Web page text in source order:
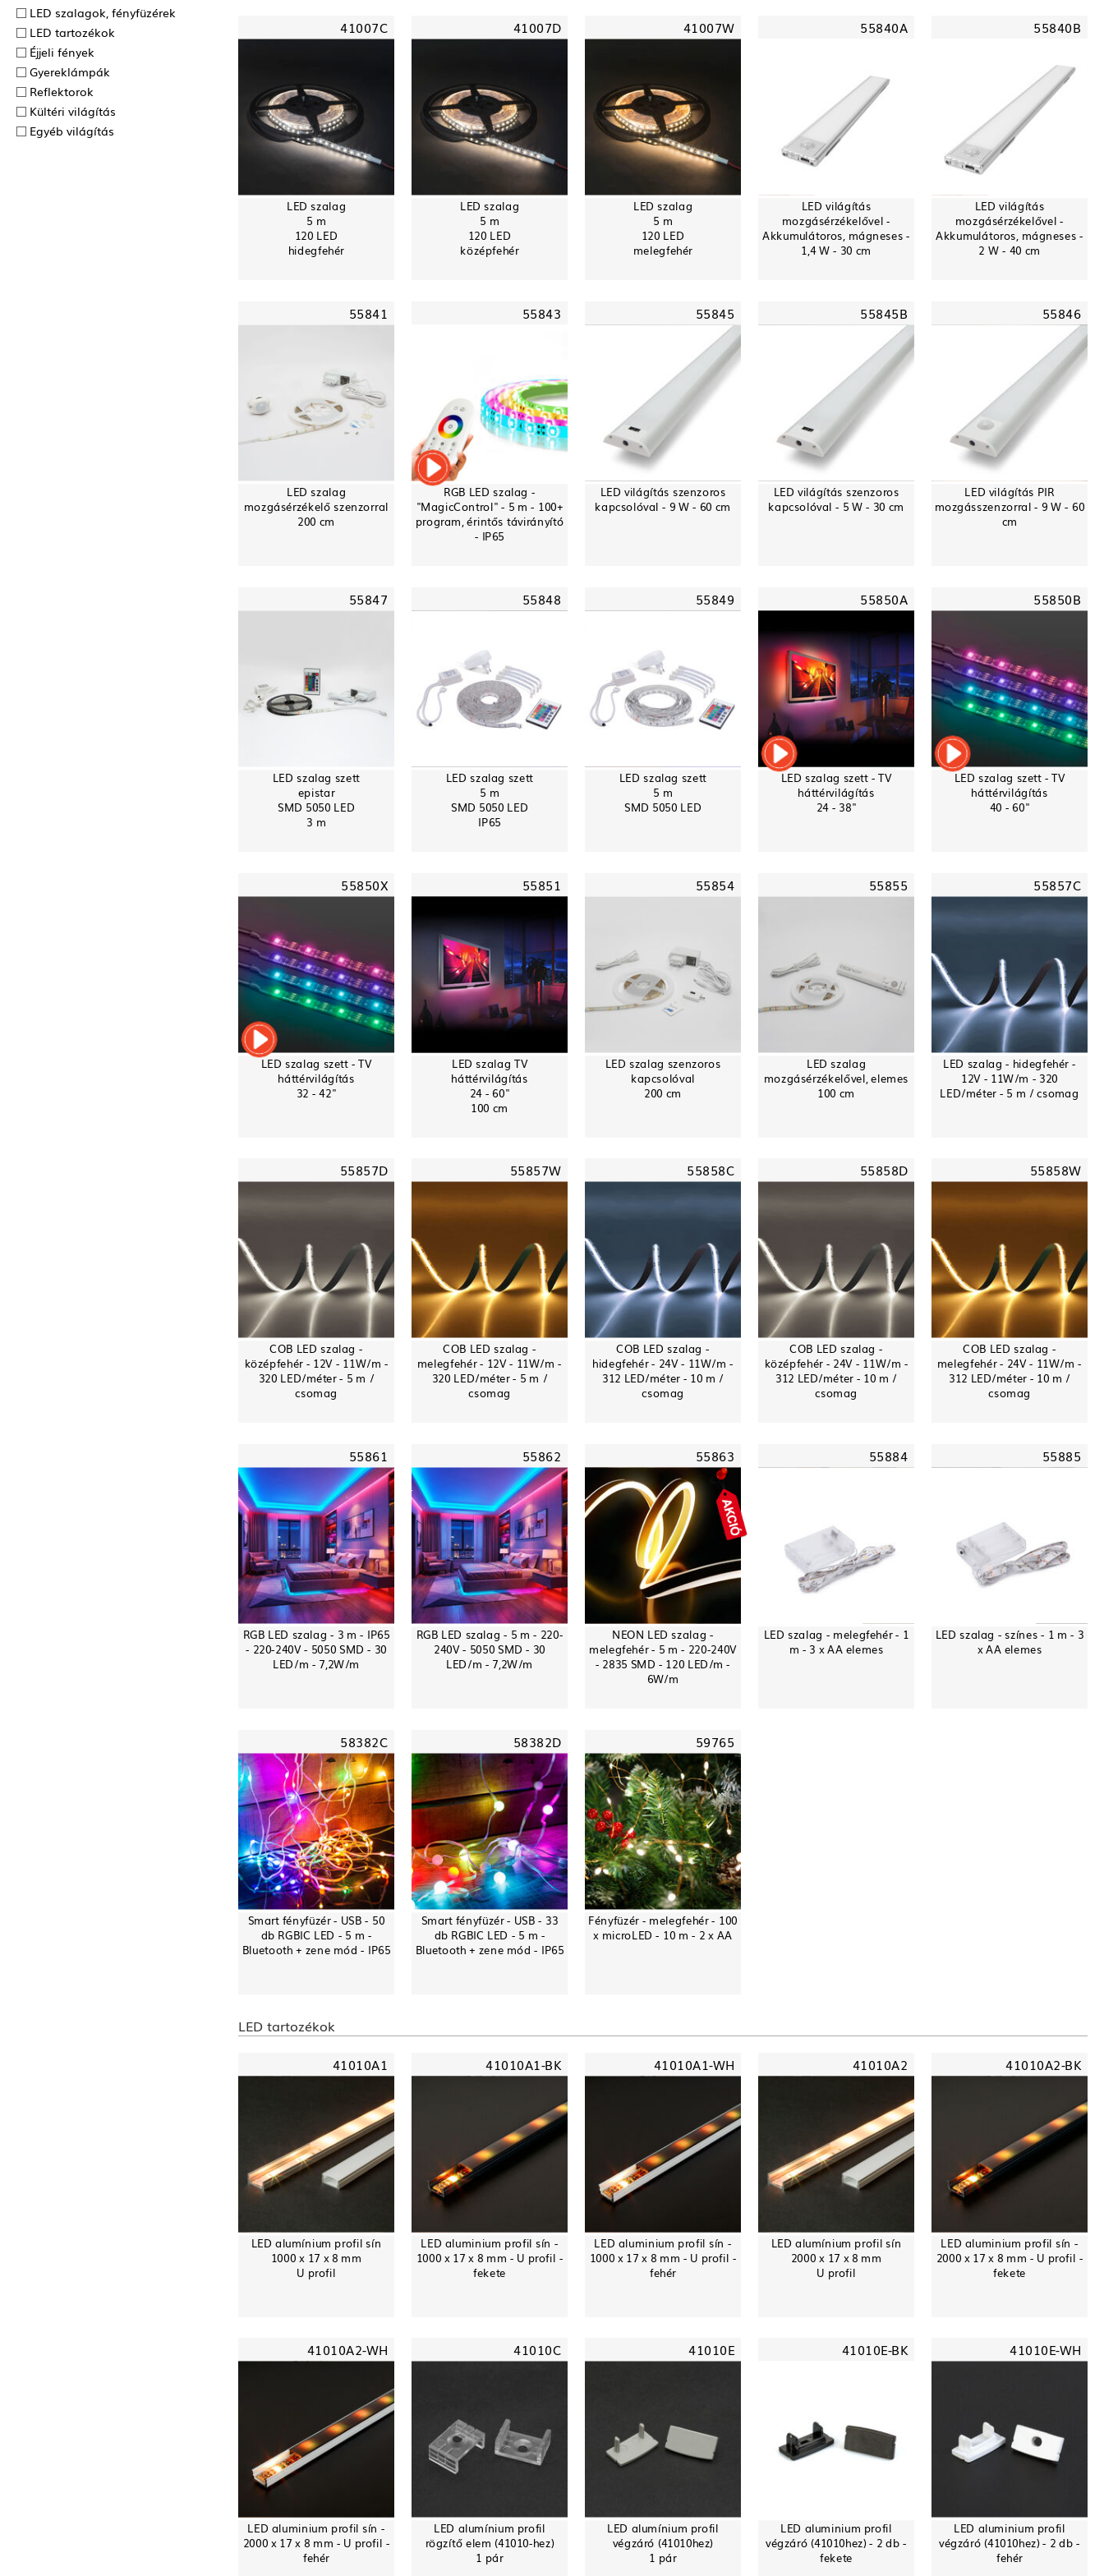
LED szalagok, fényfüzérek
LED tartozékok
Éjjeli fények
Gyereklámpák
Reflektorok
Kültéri világítás
Egyéb világítás
41007C
LED szalag
5 m
120 LED
hidegfehér
41007D
LED szalag
5 m
120 LED
középfehér
41007W
LED szalag
5 m
120 LED
melegfehér
55840A
LED világítás
mozgásérzékelővel -
Akkumulátoros, mágneses -
1,4 W - 30 cm
55840B
LED világítás
mozgásérzékelővel -
Akkumulátoros, mágneses -
2 W - 40 cm
55841
LED szalag
mozgásérzékelő szenzorral
200 cm
55843
RGB LED szalag -
"MagicControl" - 5 m - 100+
program, érintős távirányító
- IP65
55845
LED világítás szenzoros
kapcsolóval - 9 W - 60 cm
55845B
LED világítás szenzoros
kapcsolóval - 5 W - 30 cm
55846
LED világítás PIR
mozgásszenzorral - 9 W - 60
cm
55847
LED szalag szett
epistar
SMD 5050 LED
3 m
55848
LED szalag szett
5 m
SMD 5050 LED
IP65
55849
LED szalag szett
5 m
SMD 5050 LED
55850A
LED szalag szett - TV
háttérvilágítás
24 - 38"
55850B
LED szalag szett - TV
háttérvilágítás
40 - 60"
55850X
LED szalag szett - TV
háttérvilágítás
32 - 42"
55851
LED szalag TV
háttérvilágítás
24 - 60"
100 cm
55854
LED szalag szenzoros
kapcsolóval
200 cm
55855
LED szalag
mozgásérzékelővel, elemes
100 cm
55857C
LED szalag - hidegfehér -
12V - 11W/m - 320
LED/méter - 5 m / csomag
55857D
COB LED szalag -
középfehér - 12V - 11W/m -
320 LED/méter - 5 m /
csomag
55857W
COB LED szalag -
melegfehér - 12V - 11W/m -
320 LED/méter - 5 m /
csomag
55858C
COB LED szalag -
hidegfehér - 24V - 11W/m -
312 LED/méter - 10 m /
csomag
55858D
COB LED szalag -
középfehér - 24V - 11W/m -
312 LED/méter - 10 m /
csomag
55858W
COB LED szalag -
melegfehér - 24V - 11W/m -
312 LED/méter - 10 m /
csomag
55861
RGB LED szalag - 3 m - IP65
- 220-240V - 5050 SMD - 30
LED/m - 7,2W/m
55862
RGB LED szalag - 5 m - 220-
240V - 5050 SMD - 30
LED/m - 7,2W/m
55863
NEON LED szalag -
melegfehér - 5 m - 220-240V
- 2835 SMD - 120 LED/m -
6W/m
55884
LED szalag - melegfehér - 1
m - 3 x AA elemes
55885
LED szalag - színes - 1 m - 3
x AA elemes
58382C
Smart fényfüzér - USB - 50
db RGBIC LED - 5 m -
Bluetooth + zene mód - IP65
58382D
Smart fényfüzér - USB - 33
db RGBIC LED - 5 m -
Bluetooth + zene mód - IP65
59765
Fényfüzér - melegfehér - 100
x microLED - 10 m - 2 x AA
LED tartozékok
41010A1
LED alumínium profil sín
1000 x 17 x 8 mm
U profil
41010A1-BK
LED aluminium profil sín -
1000 x 17 x 8 mm - U profil -
fekete
41010A1-WH
LED aluminium profil sín -
1000 x 17 x 8 mm - U profil -
fehér
41010A2
LED alumínium profil sín
2000 x 17 x 8 mm
U profil
41010A2-BK
LED aluminium profil sín -
2000 x 17 x 8 mm - U profil -
fekete
41010A2-WH
LED aluminium profil sín -
2000 x 17 x 8 mm - U profil -
fehér
41010C
LED alumínium profil
rögzítő elem (41010-hez)
1 pár
41010E
LED alumínium profil
végzáró (41010hez)
1 pár
41010E-BK
LED aluminium profil
végzáró (41010hez) - 2 db -
fekete
41010E-WH
LED aluminium profil
végzáró (41010hez) - 2 db -
fehér